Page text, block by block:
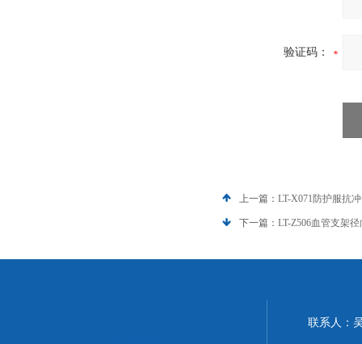
验证码：
上一篇： LT-X071防护服抗
下一篇： LT-Z506血管支架
联系人：